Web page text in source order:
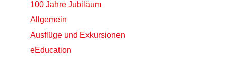
100 Jahre Jubiläum
Allgemein
Ausflüge und Exkursionen
eEducation